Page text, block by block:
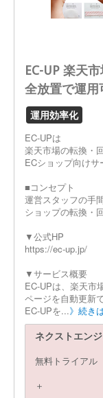
EC-UP 楽天
全放置で運用
運用効率化
EC-UPは
楽天市場の転換・
ECショップ向けサ
■コンセプト
運営スタッフの手
ショップの転換・
▼公式HP
https://ec-up.jp/
▼サービス概要
EC-UPは、楽天市
ページを自動更新
EC-UPを...》続き
ネクストエン
無料トライアル
＋